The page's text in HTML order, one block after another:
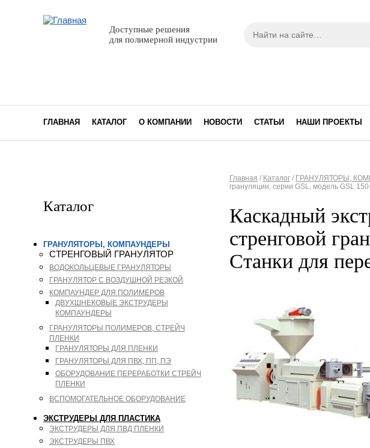
Доступные решения
для полимерной индустрии
Форма поиска
ГЛАВНАЯ КАТАЛОГ О КОМПАНИИ НОВОСТИ СТАТЬИ НАШИ ПРОЕКТЫ
Каталог
ГРАНУЛЯТОРЫ, КОМПАУНДЕРЫ
СТРЕНГОВЫЙ ГРАНУЛЯТОР
ВОДОКОЛЬЦЕВЫЕ ГРАНУЛЯТОРЫ
ГРАНУЛЯТОР С ВОЗДУШНОЙ РЕЗКОЙ
КОМПАУНДЕР ДЛЯ ПОЛИМЕРОВ
ДВУХШНЕКОВЫЕ ЭКСТРУДЕРЫ
КОМПАУНДЕРЫ
ГРАНУЛЯТОРЫ ПОЛИМЕРОВ, СТРЕЙЧ
ПЛЕНКИ
ГРАНУЛЯТОРЫ ДЛЯ ПЛЕНКИ
ГРАНУЛЯТОРЫ ДЛЯ ПВХ, ПП, ПЭ
ОБОРУДОВАНИЕ ПЕРЕРАБОТКИ СТРЕЙЧ
ПЛЕНКИ
ВСПОМОГАТЕЛЬНОЕ ОБОРУДОВАНИЕ
ЭКСТРУДЕРЫ ДЛЯ ПЛАСТИКА
ЭКСТРУДЕРЫ ДЛЯ ПВД ПЛЕНКИ
ЭКСТРУДЕРЫ ПВХ
Вы здесь
Главная / Каталог / ГРАНУЛЯТОРЫ,
грануляции, серии GSL, модель GSL
Каскадный
стренговой
Станки для